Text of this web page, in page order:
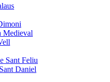
Medieval
Sant Feliu
Daniel